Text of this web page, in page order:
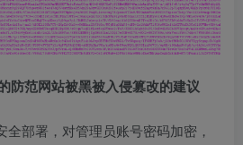
防范网站被黑被入侵篡改的建议
全部署，对管理员账号密码加密，